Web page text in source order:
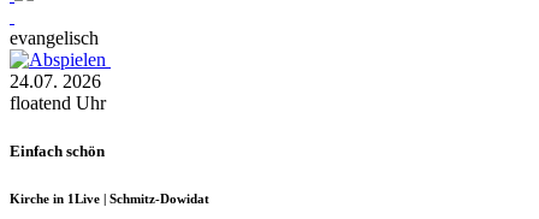
evangelisch
24.07. 2026
floatend Uhr
Einfach schön
Kirche in 1Live | Schmitz-Dowidat